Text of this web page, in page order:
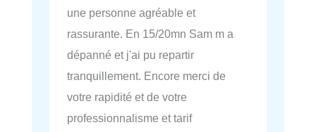
une personne agréable et
rassurante. En 15/20mn Sam m a
dépanné et j'ai pu repartir
tranquillement. Encore merci de
votre rapidité et de votre
professionnalisme et tarif